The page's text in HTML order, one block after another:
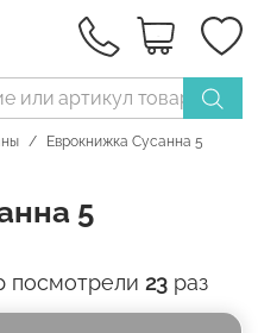
Еврокнижка Сусанна 5
5
посмотрели 23раз